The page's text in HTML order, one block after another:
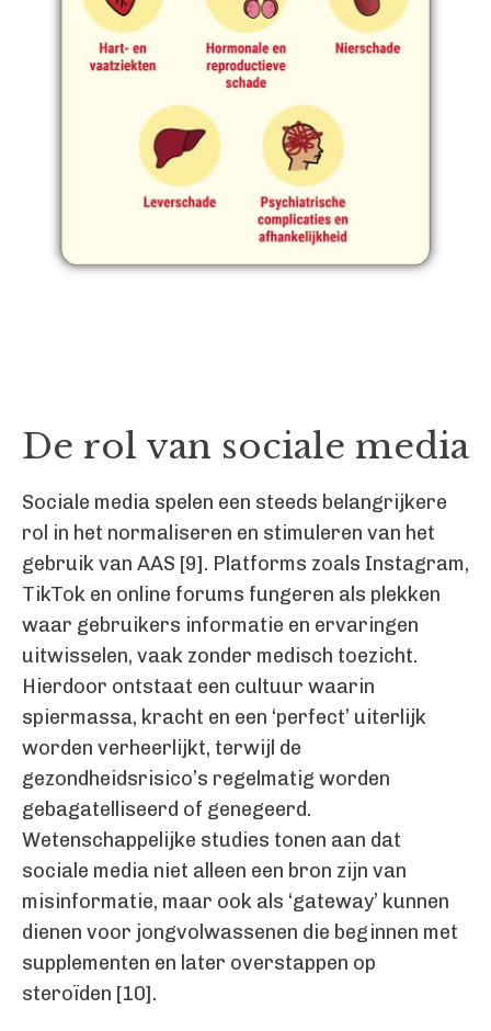
De rol van sociale media
Sociale media spelen een steeds belangrijkere
rol in het normaliseren en stimuleren van het
gebruik van AAS [9]. Platforms zoals Instagram,
TikTok en online forums fungeren als plekken
waar gebruikers informatie en ervaringen
uitwisselen, vaak zonder medisch toezicht.
Hierdoor ontstaat een cultuur waarin
spiermassa, kracht en een ‘perfect’ uiterlijk
worden verheerlijkt, terwijl de
gezondheidsrisico’s regelmatig worden
gebagatelliseerd of genegeerd.
Wetenschappelijke studies tonen aan dat
sociale media niet alleen een bron zijn van
misinformatie, maar ook als ‘gateway’ kunnen
dienen voor jongvolwassenen die beginnen met
supplementen en later overstappen op
steroïden [10].